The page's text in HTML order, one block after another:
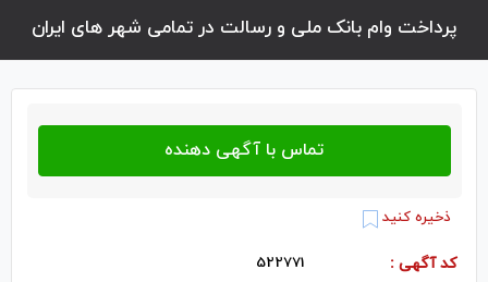
پرداخت وام بانک ملی و رسالت در تمامی شهر های ایران
ذخیره کنید
کد آگهی : 522771